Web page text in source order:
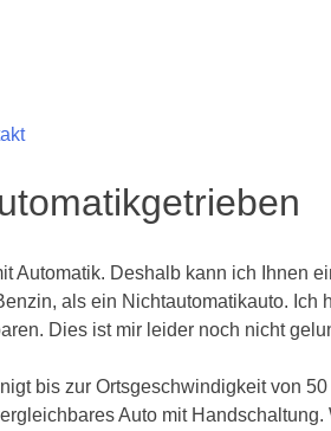
Automatik. Deshalb kann ich Ihnen
als ein Nichtautomatikauto.
Dies ist mir leider noch nicht
bis zur Ortsgeschwindigkeit von
Auto mit